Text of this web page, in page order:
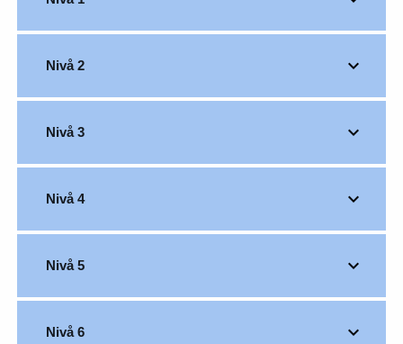
Nivå 2
Nivå 3
Nivå 4
Nivå 5
Nivå 6